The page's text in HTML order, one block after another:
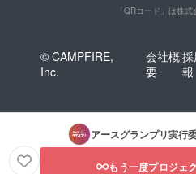
「QRコード」は株
© CAMPFIRE,
Inc.
会社概
要
報
アースグランプリ実行
もう一度プロジェ